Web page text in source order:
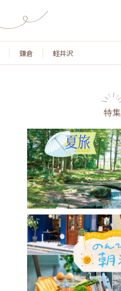
鎌倉 軽井沢
名所・旧跡 温泉・スパ
特集